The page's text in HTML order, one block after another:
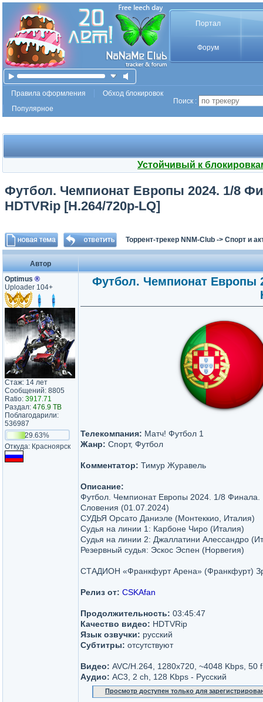
Портал
Форум
Правила оформления
Обход блокировок
Популярное
Поиск :
Устойчивый к
Футбол. Чемпионат Европы 2024. 1/8
HDTVRip [H.264/720p-LQ]
Торрент-трекер NNM-Club -> Спорт и
Автор
Optimus ®
Uploader 104+
Стаж: 14 лет
Сообщений: 8805
Ratio: 3917.71
Раздал: 476.9 TB
Поблагодарили:
536987
29.63%
Откуда: Красноярск
Футбол. Чемпионат Европы
Телекомпания: Матч! Футбол 1
Жанр: Спорт, Футбол
Комментатор: Тимур Журавель
Описание:
Футбол. Чемпионат Европы 2024. 1/8 Финала.
Словения (01.07.2024)
СУДЬЯ Орсато Даниэле (Монтеккио, Италия)
Судья на линии 1: Карбоне Чиро (Италия)
Судья на линии 2: Джаллатини Алессандро
Резервный судья: Эскос Эспен (Норвегия)
СТАДИОН «Франкфурт Арена» (Франкфурт)
Релиз от: CSKAfan
Продолжительность: 03:45:47
Качество видео: HDTVRip
Язык озвучки: русский
Субтитры: отсутствуют
Видео: AVC/H.264, 1280x720, ~4048 Kbps, 50
Аудио: AC3, 2 ch, 128 Kbps - Русский
Просмотр доступен только для